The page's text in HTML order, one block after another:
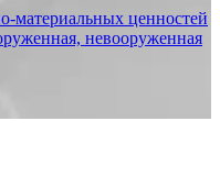
материальных ценностей
невооруженная